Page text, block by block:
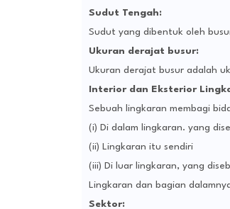
Sudut Tengah:
Sudut yang dibentuk oleh
Ukuran derajat busur:
Ukuran derajat busur adalah
Interior dan Eksterior
Sebuah lingkaran membagi
(i) Di dalam lingkaran. yang
(ii) Lingkaran itu sendiri
(iii) Di luar lingkaran, yang
Lingkaran dan bagian
Sektor: